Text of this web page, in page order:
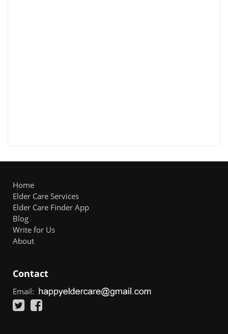
Home
Elder Care Services
Elder Care Finder App
Blog
Write for Us
About
Contact
Email: